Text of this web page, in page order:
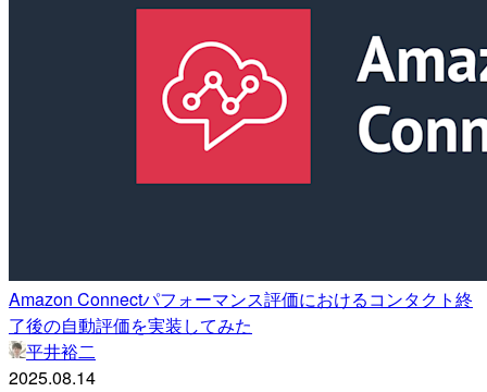
Amazon Connectパフォーマンス評価におけるコンタクト終
了後の自動評価を実装してみた
平井裕二
2025.08.14